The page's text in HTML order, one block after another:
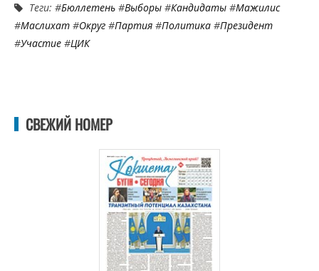
Теги: #Бюллетень #Выборы #Кандидаты #Мажилис
#Маслихат #Округ #Партия #Политика #Президент
#Участие #ЦИК
СВЕЖИЙ НОМЕР